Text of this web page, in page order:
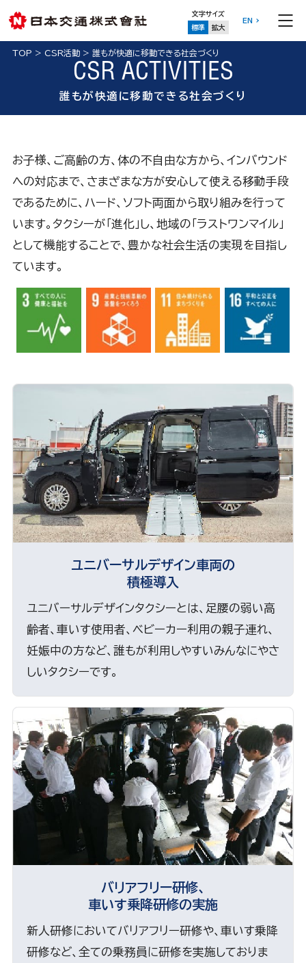
文字サイズ
標準
拡大
EN
TOP > CSR活動> 誰もが快適に移動できる社会づくり
CSR ACTIVITIES
誰もが快適に移動できる社会づくり
お子様、ご高齢の方、体の不自由な方から、インバウンド
への対応まで、さまざまな方が安心して使える移動手段
であるために、ハード、ソフト両面から取り組みを行って
います。タクシーが「進化」し、地域の「ラストワンマイル」
として機能することで、豊かな社会生活の実現を目指し
ています。
ユニバーサルデザイン車両の
積極導入
ユニバーサルデザインタクシーとは、足腰の弱い高
齢者、車いす使用者、ベビーカー利用の親子連れ、
妊娠中の方など、誰もが利用しやすいみんなにやさ
しいタクシーです。
バリアフリー研修、
車いす乗降研修の実施
新人研修においてバリアフリー研修や、車いす乗降
研修など、全ての乗務員に研修を実施しておりま